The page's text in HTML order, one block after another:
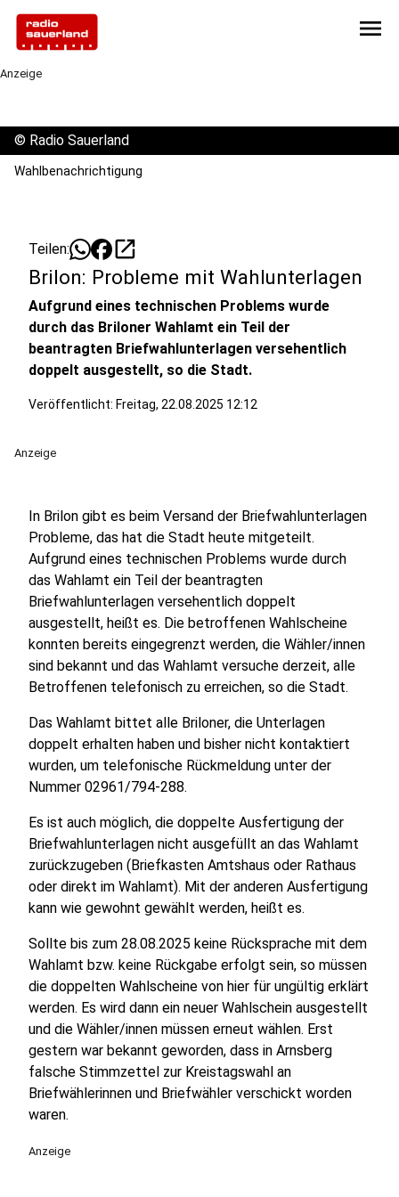
menu
Anzeige
© Radio Sauerland
Wahlbenachrichtigung
Teilen: open_in_new
Brilon: Probleme mit Wahlunterlagen
Aufgrund eines technischen Problems wurde
durch das Briloner Wahlamt ein Teil der
beantragten Briefwahlunterlagen versehentlich
doppelt ausgestellt, so die Stadt.
Veröffentlicht: Freitag, 22.08.2025 12:12
Anzeige
In Brilon gibt es beim Versand der Briefwahlunterlagen
Probleme, das hat die Stadt heute mitgeteilt.
Aufgrund eines technischen Problems wurde durch
das Wahlamt ein Teil der beantragten
Briefwahlunterlagen versehentlich doppelt
ausgestellt, heißt es. Die betroffenen Wahlscheine
konnten bereits eingegrenzt werden, die Wähler/innen
sind bekannt und das Wahlamt versuche derzeit, alle
Betroffenen telefonisch zu erreichen, so die Stadt.
Das Wahlamt bittet alle Briloner, die Unterlagen
doppelt erhalten haben und bisher nicht kontaktiert
wurden, um telefonische Rückmeldung unter der
Nummer 02961/794-288.
Es ist auch möglich, die doppelte Ausfertigung der
Briefwahlunterlagen nicht ausgefüllt an das Wahlamt
zurückzugeben (Briefkasten Amtshaus oder Rathaus
oder direkt im Wahlamt). Mit der anderen Ausfertigung
kann wie gewohnt gewählt werden, heißt es.
Sollte bis zum 28.08.2025 keine Rücksprache mit dem
Wahlamt bzw. keine Rückgabe erfolgt sein, so müssen
die doppelten Wahlscheine von hier für ungültig erklärt
werden. Es wird dann ein neuer Wahlschein ausgestellt
und die Wähler/innen müssen erneut wählen. Erst
gestern war bekannt geworden, dass in Arnsberg
falsche Stimmzettel zur Kreistagswahl an
Briefwählerinnen und Briefwähler verschickt worden
waren.
Anzeige